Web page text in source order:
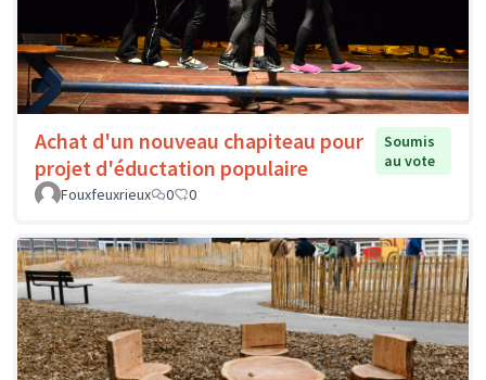
Achat d'un nouveau chapiteau pour
projet d'éductation populaire
Soumis
au vote
Fouxfeuxrieux
0 0